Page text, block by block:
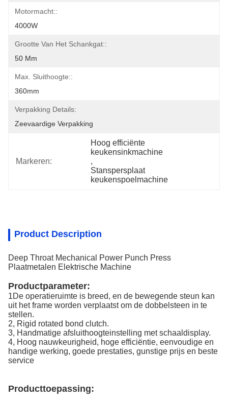
Motormacht::
4000W
Grootte Van Het Schankgat::
50 Mm
Max. Sluithoogte::
360mm
Verpakking Details:
Zeevaardige Verpakking
Markeren:
Hoog efficiënte
keukensinkmachine
,
Stanspersplaat
keukenspoelmachine
Product Description
Deep Throat Mechanical Power Punch Press
Plaatmetalen Elektrische Machine
Productparameter:
1De operatieruimte is breed, en de bewegende steun kan
uit het frame worden verplaatst om de dobbelsteen in te
stellen.
2, Rigid rotated bond clutch.
3, Handmatige afsluithoogteinstelling met schaaldisplay.
4, Hoog nauwkeurigheid, hoge efficiëntie, eenvoudige en
handige werking, goede prestaties, gunstige prijs en beste
service
Producttoepassing: